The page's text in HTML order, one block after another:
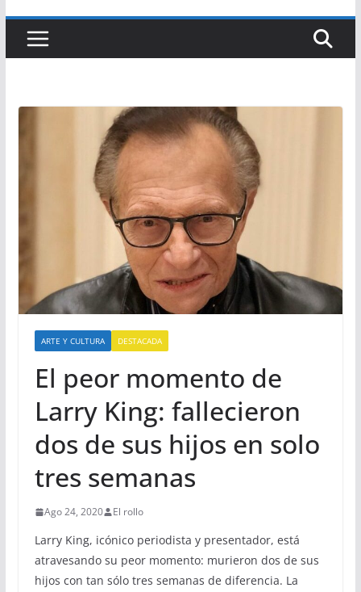
ARTE Y CULTURA DESTACADA
El peor momento de
Larry King: fallecieron
dos de sus hijos en solo
tres semanas
Ago 24, 2020 El rollo
Larry King, icónico periodista y presentador, está
atravesando su peor momento: murieron dos de sus
hijos con tan sólo tres semanas de diferencia. La